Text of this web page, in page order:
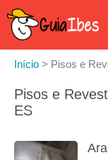
Início > Pisos e
Pisos e
ES